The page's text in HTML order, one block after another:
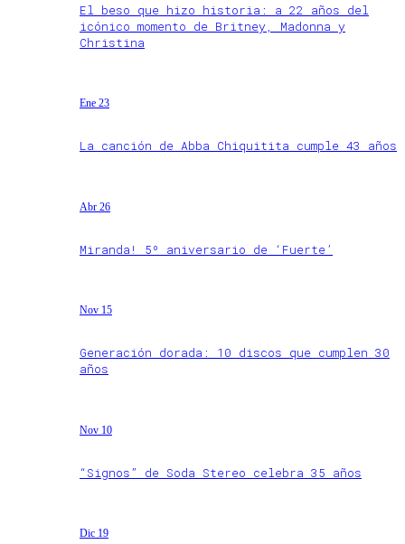
El beso que hizo historia: a 22 años del
icónico momento de Britney, Madonna y
Christina
Ene 23
La canción de Abba Chiquitita cumple 43 años
Abr 26
Miranda! 5º aniversario de ‘Fuerte’
Nov 15
Generación dorada: 10 discos que cumplen 30
años
Nov 10
“Signos” de Soda Stereo celebra 35 años
Dic 19